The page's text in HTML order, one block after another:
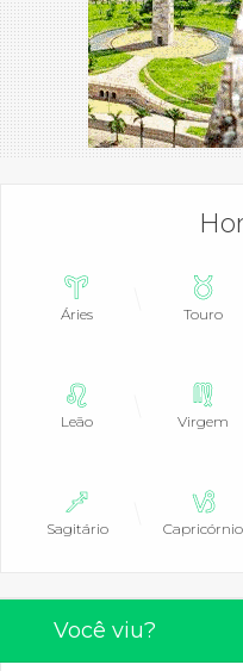
Áries Touro
Leão Virgem
Sagitário Capricórnio
Você viu?